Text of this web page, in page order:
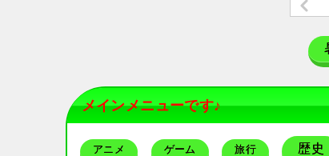
メインメニューです♪
アニメ ゲーム 旅行 歴史